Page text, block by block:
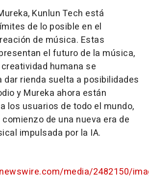
Kunlun Tech está
de lo posible en el
de música. Estas
el futuro de la música,
humana se
dar rienda suelta a posibilidades
y Mureka ahora están
los usuarios de todo el mundo,
de una nueva era de
impulsada por la IA.
media/2482150/